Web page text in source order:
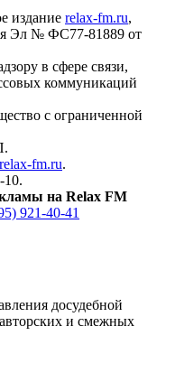
издание relax-fm.ru,
Эл № ФС77-81889 от
в сфере связи,
коммуникаций
с ограниченной
fm.ru.
10.
на Relax FM
921-40-41
досудебной
и смежных